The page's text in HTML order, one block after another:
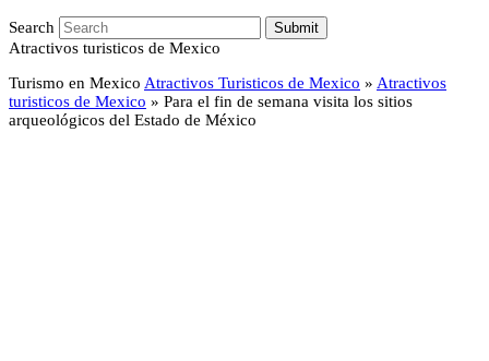
Search Submit
Atractivos turisticos de Mexico
Turismo en Mexico Atractivos Turisticos de Mexico » Atractivos
turisticos de Mexico » Para el fin de semana visita los sitios
arqueológicos del Estado de México